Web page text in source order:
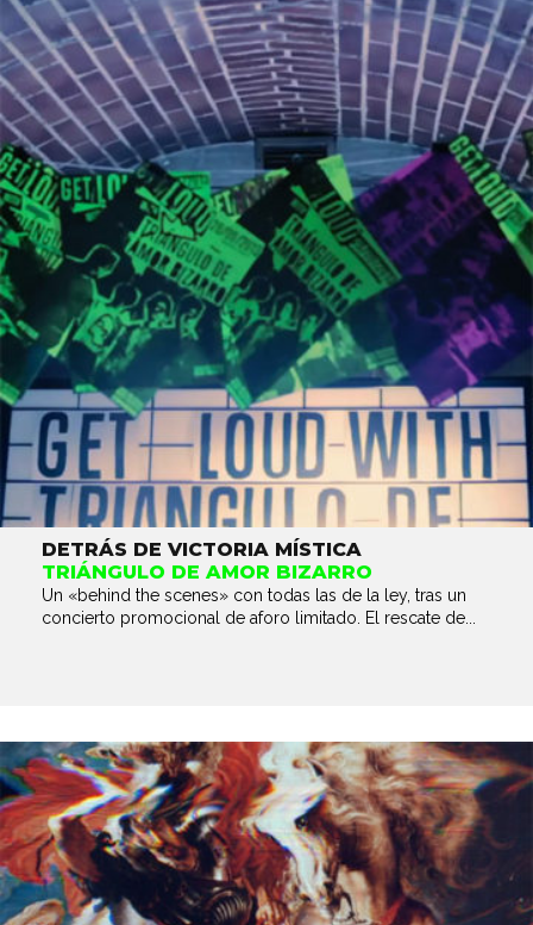
DETRÁS DE VICTORIA MÍSTICA
TRIÁNGULO DE AMOR BIZARRO
Un «behind the scenes» con todas las de la ley, tras un
concierto promocional de aforo limitado. El rescate de...